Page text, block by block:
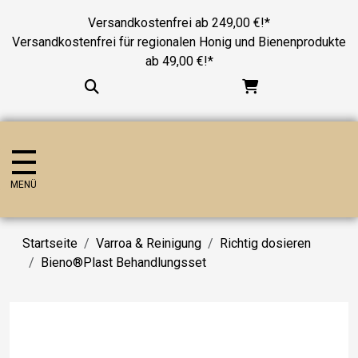
Versandkostenfrei ab 249,00 €!*
Versandkostenfrei für regionalen Honig und Bienenprodukte
ab 49,00 €!*
MENÜ
Startseite Varroa & Reinigung
Richtig dosieren
Bieno®Plast Behandlungsset